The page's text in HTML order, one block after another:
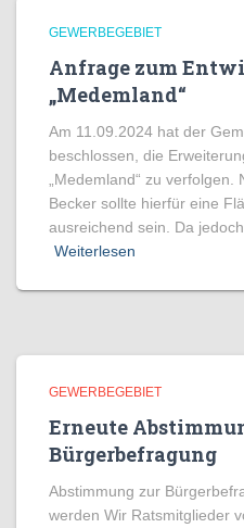
GEWERBEGEBIET
Anfrage zum
„Medemland“
Am 11.09.2024 hat der
beschlossen, die
„Medemland“ zu
Becker sollte hierfür eine
ausreichend sein. Da
Weiterlesen
GEWERBEGEBIET
Erneute
Bürgerbefragung
Abstimmung zur
werden Wir Ratsmitglieder